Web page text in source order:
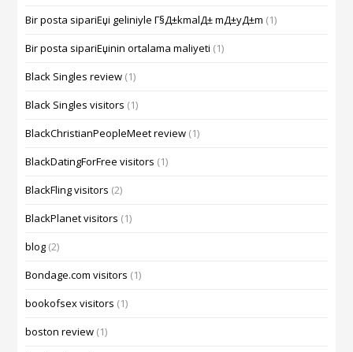
Bir posta sipariЕџi geliniyle Г§Д±kmalД± mД±yД±m (1)
Bir posta sipariЕџinin ortalama maliyeti (1)
Black Singles review (1)
Black Singles visitors (1)
BlackChristianPeopleMeet review (1)
BlackDatingForFree visitors (1)
BlackFling visitors (2)
BlackPlanet visitors (1)
blog (2)
Bondage.com visitors (1)
bookofsex visitors (1)
boston review (1)